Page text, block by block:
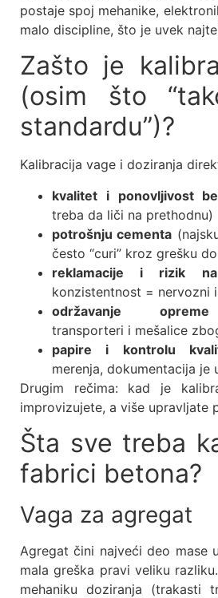
postaje spoj mehanike,
malo discipline, što je uvek
Zašto je
(osim što
standardu”)?
Kalibracija vage i doziranja
kvalitet i ponovljivost
treba da liči na prethodnu)
potrošnju cementa
često “curi” kroz grešku
reklamacije i rizik
konzistentnost = nervozni
održavanje opreme
transporteri i mešalice
papire i kontrolu
merenja, dokumentacija je
Drugim rečima: kad je
improvizujete, a više upravljate
Šta sve treba
fabrici betona?
Vaga za agregat
Agregat čini najveći deo mase
mala greška pravi veliku
mehaniku doziranja (trakasti